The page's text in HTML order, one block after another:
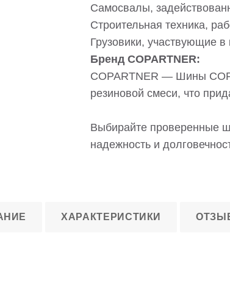
Самосвалы,
Строительная техника,
Грузовики, участвующие
Бренд COPARTNER:
COPARTNER — Шины
резиновой смеси, что
Выбирайте проверенные
надежность и
ХАРАКТЕРИСТИКИ